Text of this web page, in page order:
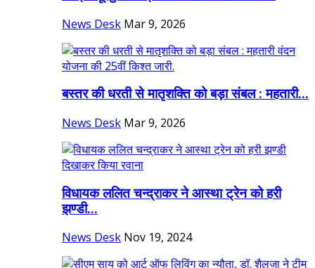
News Desk Mar 9, 2026
बस्तर की धरती से मातृशक्ति को बड़ा संबल : महतारी...
News Desk Mar 9, 2026
विधायक ललित चन्द्राकर ने आस्था ट्रेन को हरी
झण्डी...
News Desk Nov 19, 2024